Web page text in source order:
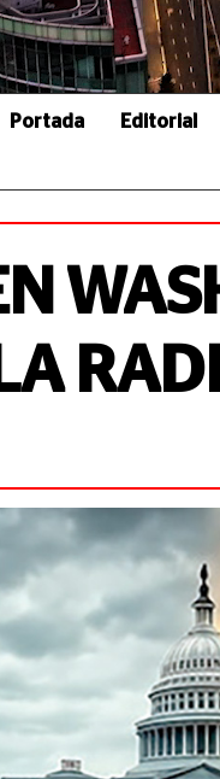
Portada Editorial